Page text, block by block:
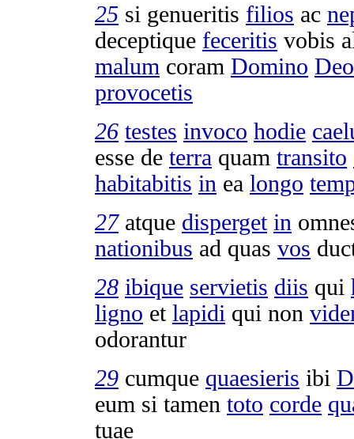
25 si genueritis filios ac
deceptique feceritis vobis
malum coram Domino Deo
provocetis
26 testes invoco hodie
esse de terra quam transito
habitabitis in ea longo
27atque disperget in
nationibus ad quas vos
28 ibique servietis diis qui
ligno et lapidi qui non
odorantur
29 cumque quaesieris ibi
eum si tamen toto corde
tuae